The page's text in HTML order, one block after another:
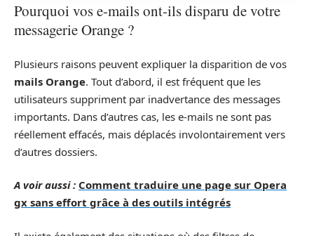
Pourquoi vos e-mails ont-ils disparu de votre
messagerie Orange ?
Plusieurs raisons peuvent expliquer la disparition de vos
mails Orange. Tout d’abord, il est fréquent que les
utilisateurs suppriment par inadvertance des messages
importants. Dans d’autres cas, les e-mails ne sont pas
réellement effacés, mais déplacés involontairement vers
d’autres dossiers.
A voir aussi : Comment traduire une page sur Opera
gx sans effort grâce à des outils intégrés